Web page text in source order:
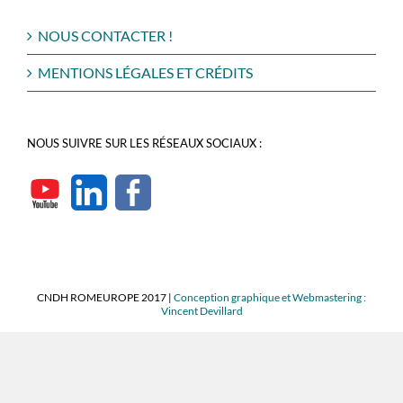
NOUS CONTACTER !
MENTIONS LÉGALES ET CRÉDITS
NOUS SUIVRE SUR LES RÉSEAUX SOCIAUX :
CNDH ROMEUROPE 2017 | Conception graphique et Webmastering :
Vincent Devillard